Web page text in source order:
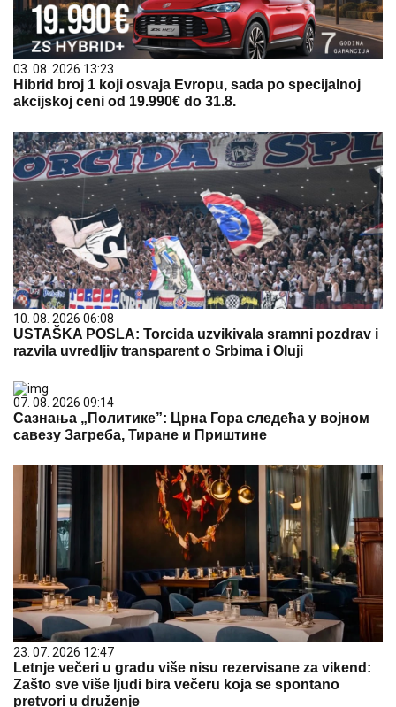
03. 08. 2026 13:23
Hibrid broj 1 koji osvaja Evropu, sada po specijalnoj
akcijskoj ceni od 19.990€ do 31.8.
10. 08. 2026 06:08
USTAŠKA POSLA: Torcida uzvikivala sramni pozdrav i
razvila uvredljiv transparent o Srbima i Oluji
07. 08. 2026 09:14
Сазнања „Политике”: Црна Гора следећа у војном
савезу Загреба, Тиране и Приштине
23. 07. 2026 12:47
Letnje večeri u gradu više nisu rezervisane za vikend:
Zašto sve više ljudi bira večeru koja se spontano
pretvori u druženje